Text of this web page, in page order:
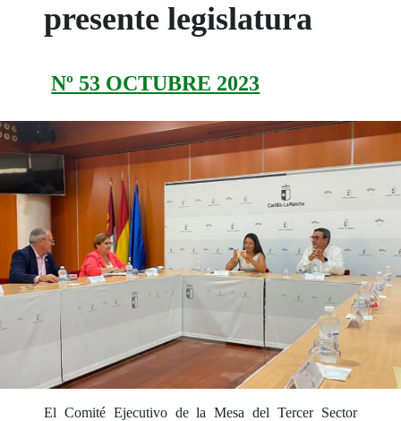
presente legislatura
Nº 53 OCTUBRE 2023
El Comité Ejecutivo de la Mesa del Tercer Sector